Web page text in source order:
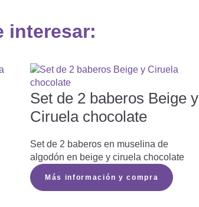
interesar:
Set de 2 baberos Beige y
Ciruela chocolate
Set de 2 baberos en muselina de
algodón en beige y ciruela chocolate
Más información y compra